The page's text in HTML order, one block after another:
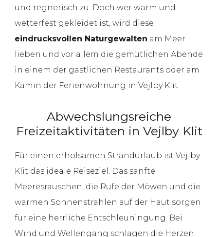
und regnerisch zu. Doch wer warm und
wetterfest gekleidet ist, wird diese
eindrucksvollen Naturgewalten am Meer
lieben und vor allem die gemütlichen Abende
in einem der gastlichen Restaurants oder am
Kamin der Ferienwohnung in Vejlby Klit.
Abwechslungsreiche
Freizeitaktivitäten in Vejlby Klit
Für einen erholsamen Strandurlaub ist Vejlby
Klit das ideale Reiseziel. Das sanfte
Meeresrauschen, die Rufe der Möwen und die
warmen Sonnenstrahlen auf der Haut sorgen
für eine herrliche Entschleuningung. Bei
Wind und Wellengang schlagen die Herzen